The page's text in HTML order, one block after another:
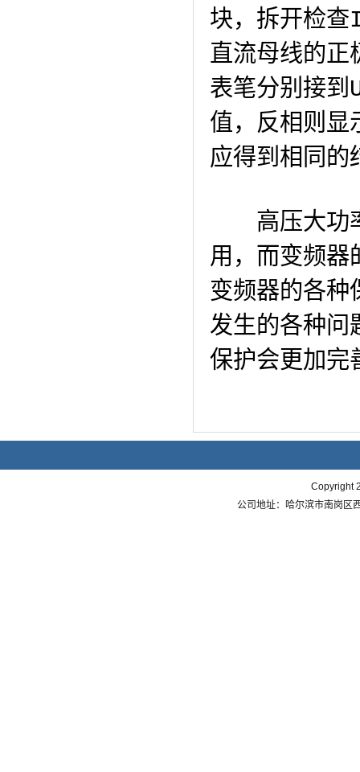
块，拆开检查
直流母线的正
表笔分别接
值，反相则
应得到相同
高压大功率
用，而变频器
变频器的各种
发生的各种问
保护会更加完
Copyright
公司地址：哈尔滨市南岗区